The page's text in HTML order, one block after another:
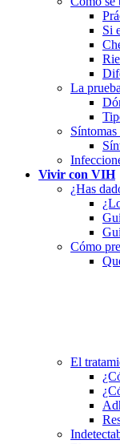
Si
La
Vivir con VIH
¿Has
Cómo
El